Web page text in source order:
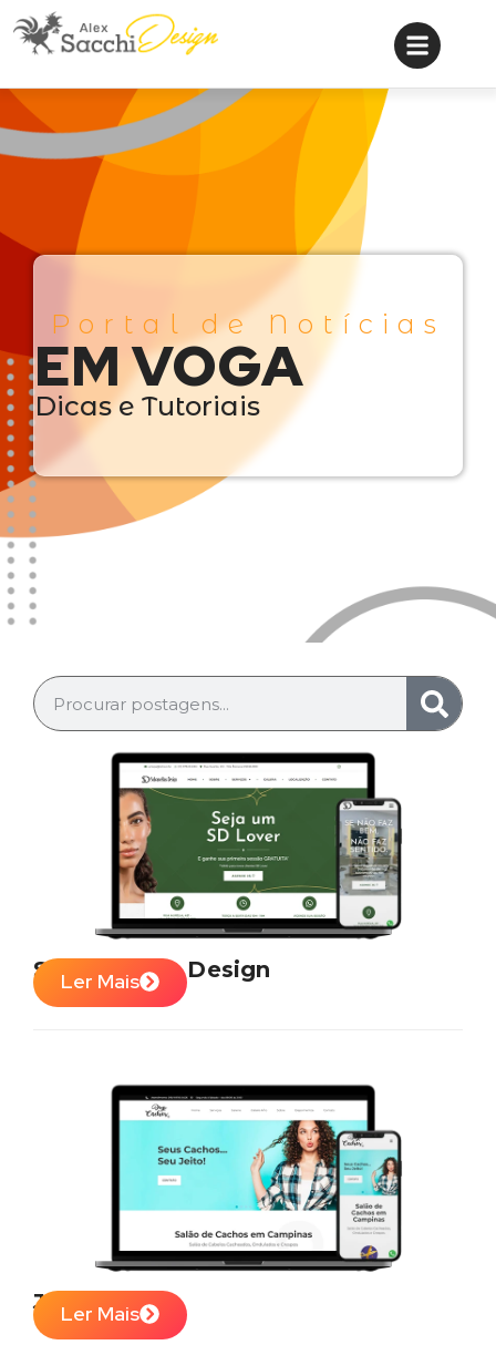
Portal de Notícias
EM VOGA
Dicas e Tutoriais
Sobrancelha Design
Ler Mais
Juju Cachos
Ler Mais